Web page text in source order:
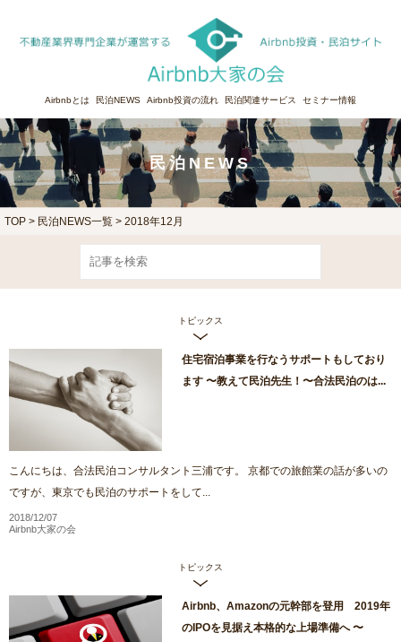
Airbnbとは 民泊NEWS Airbnb投資の流れ 民泊関連サービス セミナー情報
民泊NEWS
TOP > 民泊NEWS一覧 > 2018年12月
トピックス
住宅宿泊事業を行なうサポートもしており
ます 〜教えて民泊先生！〜合法民泊のは...
こんにちは、合法民泊コンサルタント三浦です。 京都での旅館業の話が多いの
ですが、東京でも民泊のサポートをして...
2018/12/07
Airbnb大家の会
トピックス
Airbnb、Amazonの元幹部を登用 2019年
のIPOを見据え本格的な上場準備へ 〜